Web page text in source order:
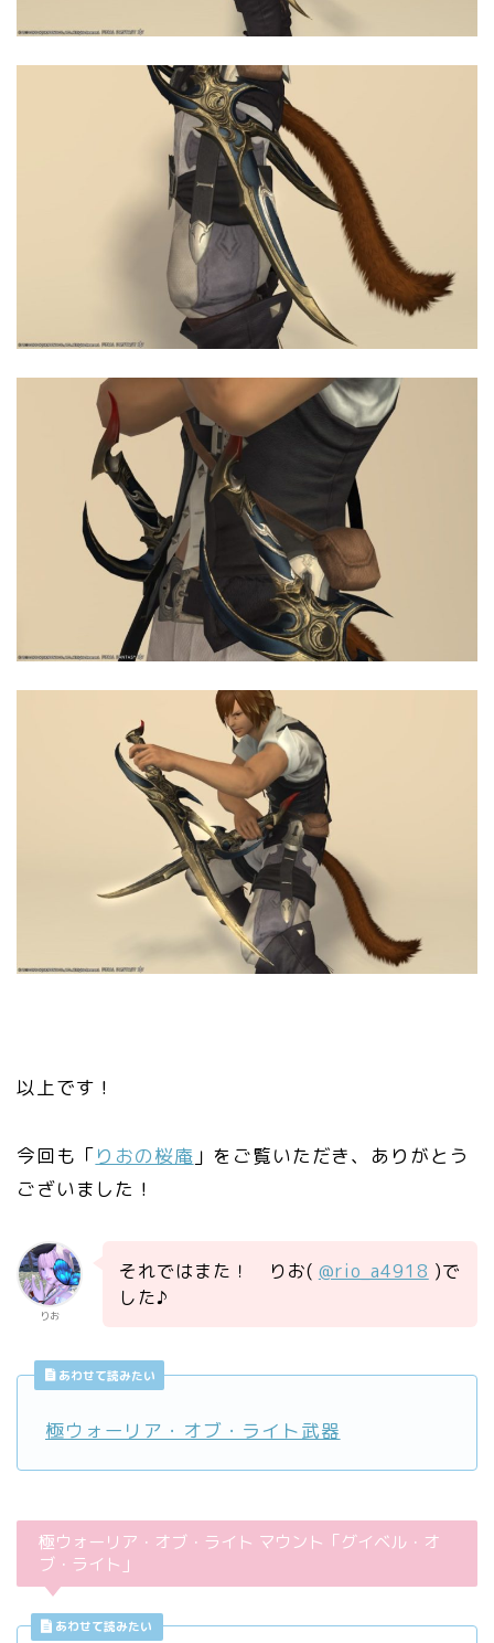
以上です！
今回も「りおの桜庵 」をご覧いただき、ありがとう
ございました！
りお
それではまた！ りお( @rio_a4918 )で
した♪
あわせて読みたい
極ウォーリア・オブ・ライト武器
極ウォーリア・オブ・ライト マウント「グイベル・オ
ブ・ライト」